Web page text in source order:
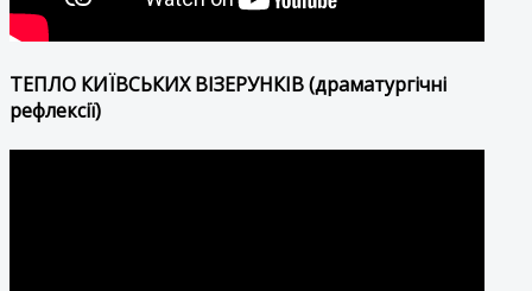
ТЕПЛО КИЇВСЬКИХ ВІЗЕРУНКІВ (драматургічні
рефлексії)